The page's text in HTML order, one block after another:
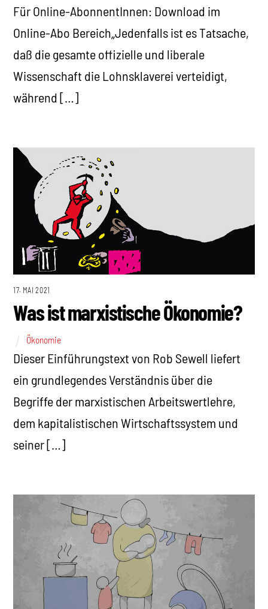
Für Online-AbonnentInnen: Download im
Online-Abo Bereich„Jedenfalls ist es Tatsache,
daß die gesamte offizielle und liberale
Wissenschaft die Lohnsklaverei verteidigt,
während […]
17. MAI 2021
Was ist marxistische Ökonomie?
Ökonomie
Dieser Einführungstext von Rob Sewell liefert
ein grundlegendes Verständnis über die
Begriffe der marxistischen Arbeitswertlehre,
dem kapitalistischen Wirtschaftssystem und
seiner […]